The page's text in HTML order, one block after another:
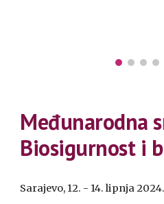
Međunarodna
Biosigurnost i
Sarajevo, 12. - 14. lipnja 2024.